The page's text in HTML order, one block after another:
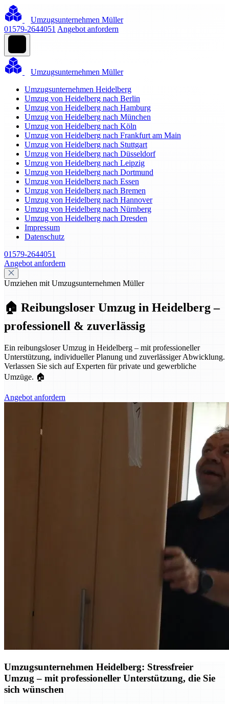
Umzugsunternehmen Müller
01579-2644051 Angebot anfordern
Umzugsunternehmen Müller
Umzugsunternehmen Heidelberg
Umzug von Heidelberg nach Berlin
Umzug von Heidelberg nach Hamburg
Umzug von Heidelberg nach München
Umzug von Heidelberg nach Köln
Umzug von Heidelberg nach Frankfurt am Main
Umzug von Heidelberg nach Stuttgart
Umzug von Heidelberg nach Düsseldorf
Umzug von Heidelberg nach Leipzig
Umzug von Heidelberg nach Dortmund
Umzug von Heidelberg nach Essen
Umzug von Heidelberg nach Bremen
Umzug von Heidelberg nach Hannover
Umzug von Heidelberg nach Nürnberg
Umzug von Heidelberg nach Dresden
Impressum
Datenschutz
01579-2644051
Angebot anfordern
Umziehen mit Umzugsunternehmen Müller
🏠 Reibungsloser Umzug in Heidelberg –
professionell & zuverlässig
Ein reibungsloser Umzug in Heidelberg – mit professioneller
Unterstützung, individueller Planung und zuverlässiger Abwicklung.
Verlassen Sie sich auf Experten für private und gewerbliche
Umzüge. 🏠
Angebot anfordern
Umzugsunternehmen Heidelberg: Stressfreier
Umzug – mit professioneller Unterstützung, die Sie
sich wünschen